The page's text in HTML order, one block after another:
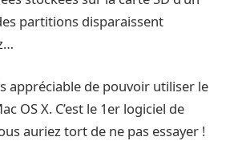
partitions disparaissent
appréciable de pouvoir utiliser le
OS X. C’est le 1er logiciel de
auriez tort de ne pas essayer !